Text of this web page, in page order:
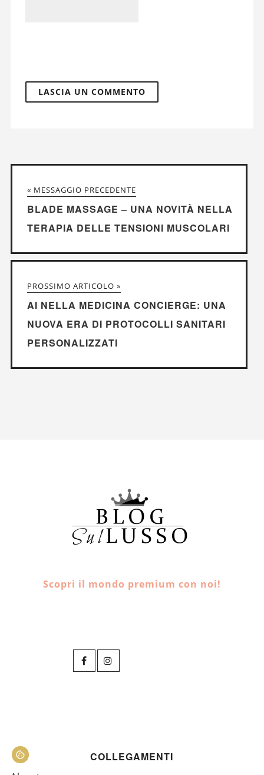
« MESSAGGIO PRECEDENTE
BLADE MASSAGE – UNA NOVITÀ NELLA
TERAPIA DELLE TENSIONI MUSCOLARI
PROSSIMO ARTICOLO »
AI NELLA MEDICINA CONCIERGE: UNA
NUOVA ERA DI PROTOCOLLI SANITARI
PERSONALIZZATI
Scopri il mondo premium con noi!
COLLEGAMENTI